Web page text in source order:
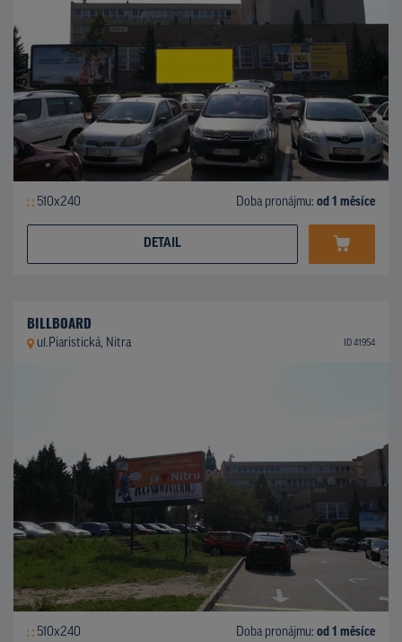
510x240 Doba pronájmu: od 1 měsíce
DETAIL
BILLBOARD
ul.Piaristická, Nitra ID 41954
510x240 Doba pronájmu: od 1 měsíce